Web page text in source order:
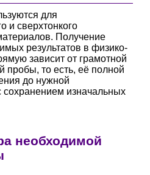
для
и сверхтонкого
Получение
результатов в физико-
зависит от грамотной
пробы, то есть, её полной
до нужной
сохранением изначальных
необходимой